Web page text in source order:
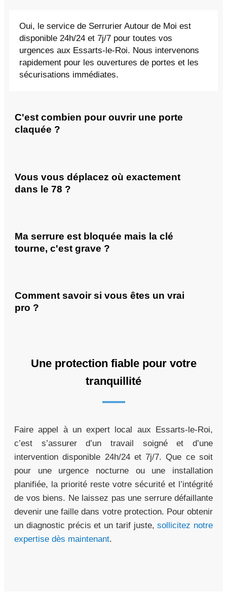
Oui, le service de Serrurier Autour de Moi est
disponible 24h/24 et 7j/7 pour toutes vos
urgences aux Essarts-le-Roi. Nous intervenons
rapidement pour les ouvertures de portes et les
sécurisations immédiates.
C'est combien pour ouvrir une porte
claquée ?
Vous vous déplacez où exactement
dans le 78 ?
Ma serrure est bloquée mais la clé
tourne, c'est grave ?
Comment savoir si vous êtes un vrai
pro ?
Une protection fiable pour votre
tranquillité
Faire appel à un expert local aux Essarts-le-Roi,
c’est s’assurer d’un travail soigné et d’une
intervention disponible 24h/24 et 7j/7. Que ce soit
pour une urgence nocturne ou une installation
planifiée, la priorité reste votre sécurité et l’intégrité
de vos biens. Ne laissez pas une serrure défaillante
devenir une faille dans votre protection. Pour obtenir
un diagnostic précis et un tarif juste,sollicitez notre
expertise dès maintenant.